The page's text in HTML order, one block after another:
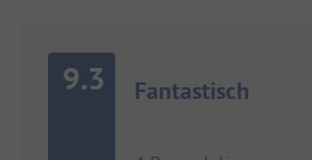
9.3 Fantastisch